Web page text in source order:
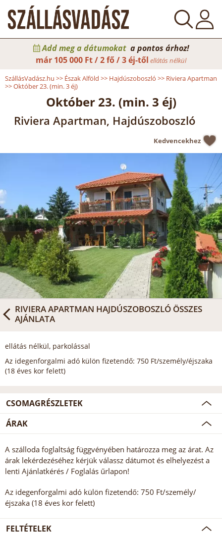
Add meg a dátumokat a pontos árhoz!
már 105 000 Ft / 2 fő / 3 éj-től ellátás nélkül
SzállásVadász.hu >> Észak Alföld >> Hajdúszoboszló >> Riviera Apartman
>>Október 23. (min. 3 éj)
Október 23. (min. 3 éj)
Riviera Apartman, Hajdúszoboszló
Kedvencekhez
RIVIERA APARTMAN HAJDÚSZOBOSZLÓ ÖSSZES
AJÁNLATA
ellátás nélkül, parkolással
Az idegenforgalmi adó külön fizetendő: 750 Ft/személy/éjszaka
(18 éves kor felett)
CSOMAGRÉSZLETEK
ÁRAK
A szálloda foglaltság függvényében határozza meg az árat. Az
árak lekérdezéséhez kérjük válassz dátumot és elhelyezést a
lenti Ajánlatkérés / Foglalás űrlapon!
Az idegenforgalmi adó külön fizetendő: 750 Ft/személy/
éjszaka (18 éves kor felett)
FELTÉTELEK